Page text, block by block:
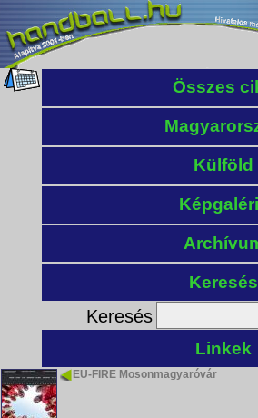
Összes
Külföld
Keresés
Keresés
Linkek
EU-FIRE Mosonmagyaróvár